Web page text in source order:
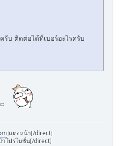
บ ติดต่อได้ที่เบอร์อะไรครับ
ะ
]แต่งหน้า[/direct]
าโปรโมชั่น[/direct]